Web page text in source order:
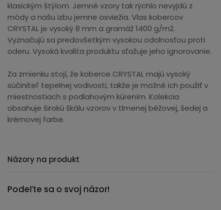
klasickým štýlom. Jemné vzory tak rýchlo nevyjdú z
módy a našu izbu jemne osviežia. Vlas kobercov
CRYSTAL je vysoký 8 mm a gramáž 1400 g/m2.
Vyznačujú sa predovšetkým vysokou odolnosťou proti
oderu. Vysoká kvalita produktu sťažuje jeho ignorovanie.
Za zmienku stojí, že koberce CRYSTAL majú vysoký
súčiniteľ tepelnej vodivosti, takže je možné ich použiť v
miestnostiach s podlahovým kúrením. Kolekcia
obsahuje širokú škálu vzorov v tlmenej béžovej, šedej a
krémovej farbe.
Názory na produkt
Podeľte sa o svoj názor!